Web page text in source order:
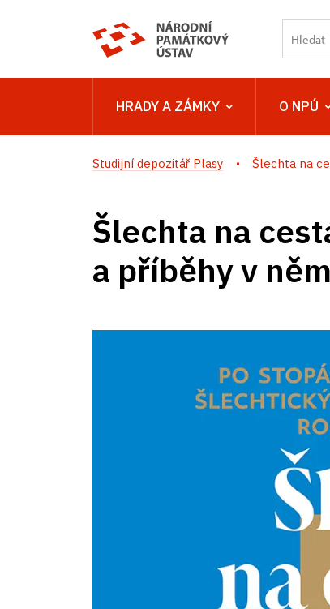
HRADY A ZÁMKY O NPÚ
Studijní depozitář Plasy Šlechta na
Šlechta na
a příběhy v